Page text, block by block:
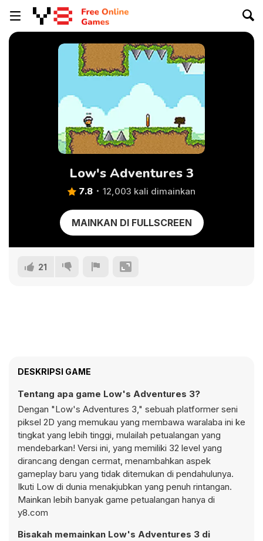
Low's Adventures 3
7.8 12,003 kali dimainkan
MAINKAN DI FULLSCREEN
21
DESKRIPSI GAME
Tentang apa game Low's Adventures 3?
Dengan "Low's Adventures 3," sebuah platformer seni
piksel 2D yang memukau yang membawa waralaba ini ke
tingkat yang lebih tinggi, mulailah petualangan yang
mendebarkan! Versi ini, yang memiliki 32 level yang
dirancang dengan cermat, menambahkan aspek
gameplay baru yang tidak ditemukan di pendahulunya.
Ikuti Low di dunia menakjubkan yang penuh rintangan.
Mainkan lebih banyak game petualangan hanya di
y8.com
Bisakah memainkan Low's Adventures 3 di